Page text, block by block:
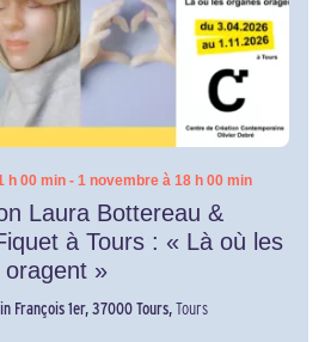
h 00 min- 1 novembre à 18 h 00 min
Laura Bottereau &
à Tours : « Là où les
»
François 1er, 37000 Tours,Tours